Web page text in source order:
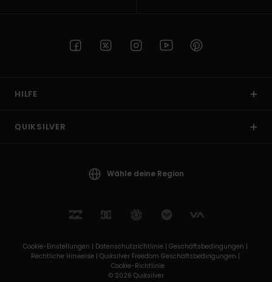
HILFE
QUIKSILVER
Wähle deine Region
Cookie-Einstellungen | Datenschutzrichtlinie | Geschäftsbedingungen |
Rechtliche Hinweise | Quiksilver Freedom Geschäftsbedingungen |
Cookie-Richtlinie
© 2026 Quiksilver